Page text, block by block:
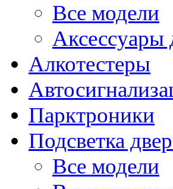
Все модели
Аксессуары
Алкотестеры
Парктроники
Подсветка
Все модели